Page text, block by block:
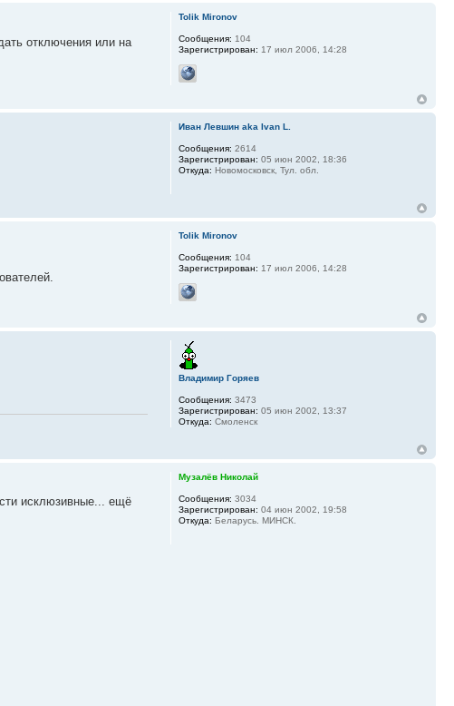
отключения или на
Tolik Mironov
Сообщения: 104
Зарегистрирован: 17 июл 2006, 14:28
Иван Левшин aka Ivan L.
Сообщения: 2614
Зарегистрирован: 05 июн 2002, 18:36
Откуда: Новомосковск, Тул. обл.
Tolik Mironov
Сообщения: 104
Зарегистрирован: 17 июл 2006, 14:28
Владимир Горяев
Сообщения: 3473
Зарегистрирован: 05 июн 2002, 13:37
Откуда: Смоленск
исклюзивные... ещё
Музалёв Николай
Сообщения: 3034
Зарегистрирован: 04 июн 2002, 19:58
Откуда: Беларусь. МИНСК.